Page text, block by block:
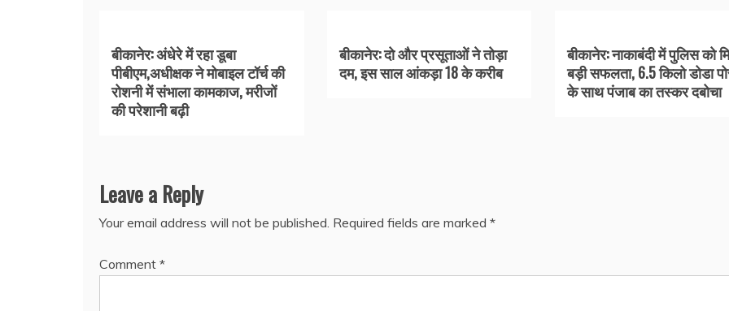
बीकानेर: अंधेरे में रहा डूबा
पीबीएम,अधीक्षक ने मोबाइल टॉर्च की
रोशनी में संभाला कामकाज, मरीजों
की परेशानी बढ़ी
बीकानेर: दो और प्रसूताओं ने तोड़ा
दम, इस साल आंकड़ा 18 के करीब
बीकानेर: नाकाबंदी में पुलिस को
बड़ी सफलता, 6.5 किलो डोडा
के साथ पंजाब का तस्कर दबोचा
Leave a Reply
Your email address will not be published. Required fields are marked *
Comment *